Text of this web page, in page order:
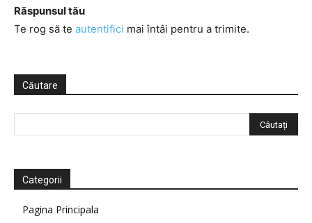
Răspunsul tău
Te rog să te autentifici mai întâi pentru a trimite.
Căutare
Categorii
Pagina Principala